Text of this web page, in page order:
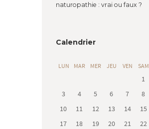
naturopathie : vrai ou faux ?
Calendrier
LUN MAR MER JEU VEN SAM
1
3
4 5 6 7 8
10
11 12 13 14 15
17
18 19 20 21 22